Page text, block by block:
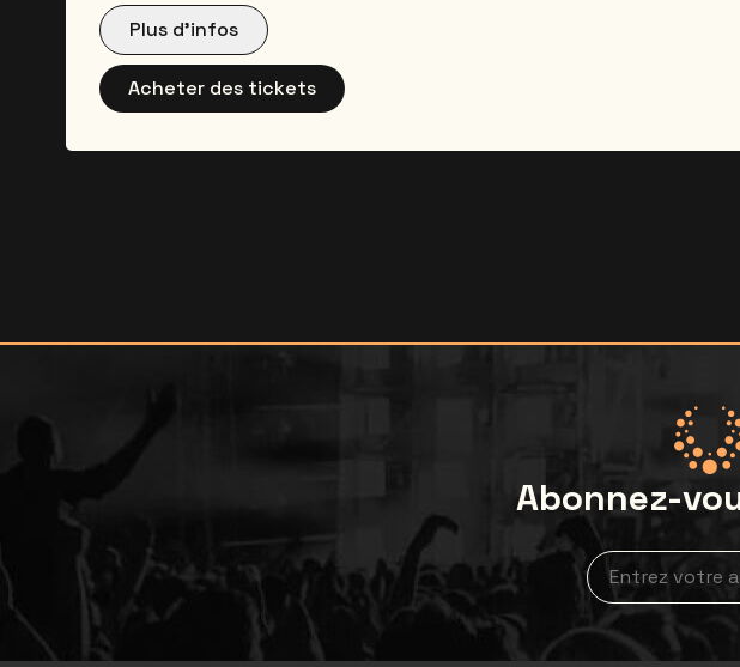
Les remboursements ne seront possibles uniquement dans le cas d’une
annulation du show ou des packages. Les changements de noms ne
également PAS acceptés. Les clients devront se présenter en
en possession de leur carte d’identité afin de retirer le contenu de leur
client dans la semaine avant le concert.
Plus d’infos
Acheter des tickets
Abonnez-
Inscription à la